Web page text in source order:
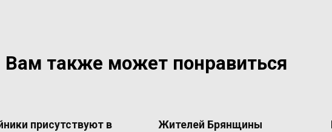
Вам также может понравиться
присутствуют в
Жителей Брянщины